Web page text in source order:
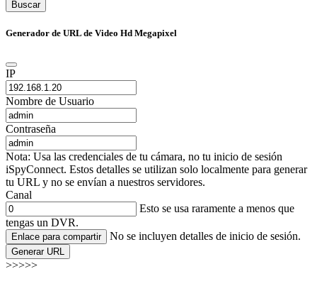
Buscar
Generador de URL de Video Hd Megapixel
IP
Nombre de Usuario
Contraseña
Nota: Usa las credenciales de tu cámara, no tu inicio de sesión
iSpyConnect. Estos detalles se utilizan solo localmente para generar
tu URL y no se envían a nuestros servidores.
Canal
Esto se usa raramente a menos que
tengas un DVR.
Enlace para compartir No se incluyen detalles de inicio de sesión.
Generar URL
>>>>>